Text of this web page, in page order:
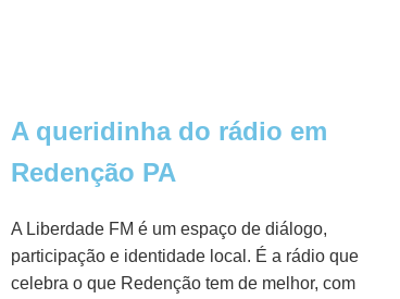
A queridinha do rádio em
Redenção PA
A Liberdade FM é um espaço de diálogo,
participação e identidade local. É a rádio que
celebra o que Redenção tem de melhor, com